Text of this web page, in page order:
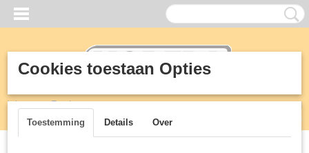
Inloggen Registreren
(0)
Cookies toestaan Opties
Toestemming Details Over